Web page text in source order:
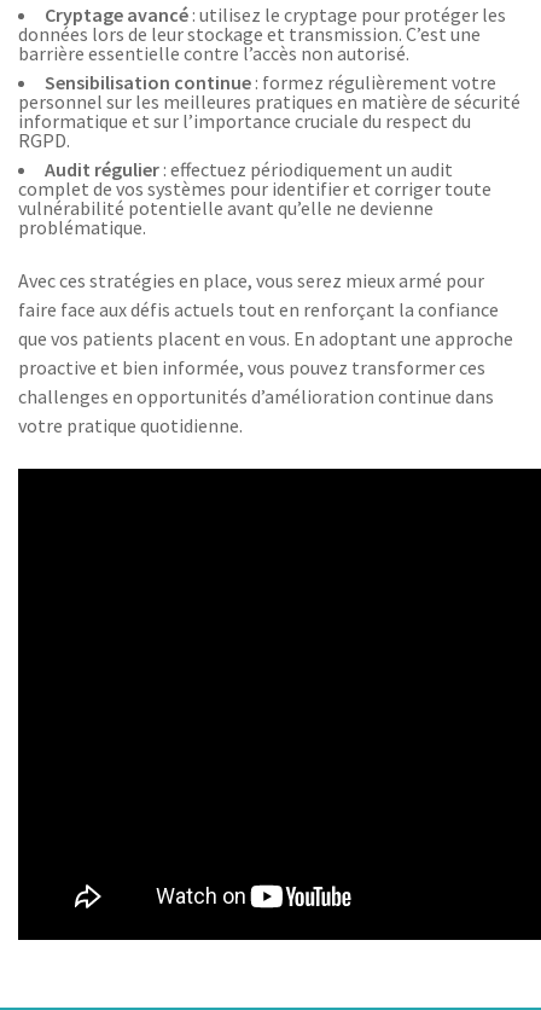
Cryptage avancé : utilisez le cryptage pour protéger les
données lors de leur stockage et transmission. C’est une
barrière essentielle contre l’accès non autorisé.
Sensibilisation continue : formez régulièrement votre
personnel sur les meilleures pratiques en matière de sécurité
informatique et sur l’importance cruciale du respect du
RGPD.
Audit régulier : effectuez périodiquement un audit
complet de vos systèmes pour identifier et corriger toute
vulnérabilité potentielle avant qu’elle ne devienne
problématique.
Avec ces stratégies en place, vous serez mieux armé pour
faire face aux défis actuels tout en renforçant la confiance
que vos patients placent en vous. En adoptant une approche
proactive et bien informée, vous pouvez transformer ces
challenges en opportunités d’amélioration continue dans
votre pratique quotidienne.